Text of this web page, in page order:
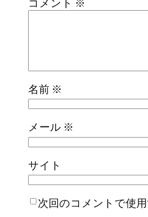
名前 ※
メール ※
サイト
次回のコメントで使